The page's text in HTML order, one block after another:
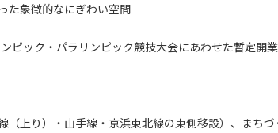
た象徴的なにぎわい空間
ピック・パラリンピック競技大会にあわせた暫定開
上り）・山手線・京浜東北線の東側移設）、まち